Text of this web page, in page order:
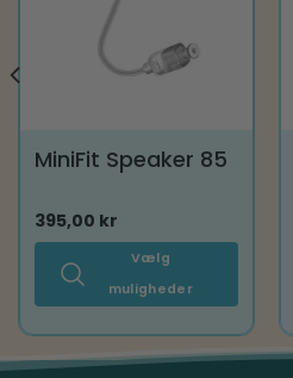
MiniFit Speaker 85
395,00 kr
Vælg
muligheder